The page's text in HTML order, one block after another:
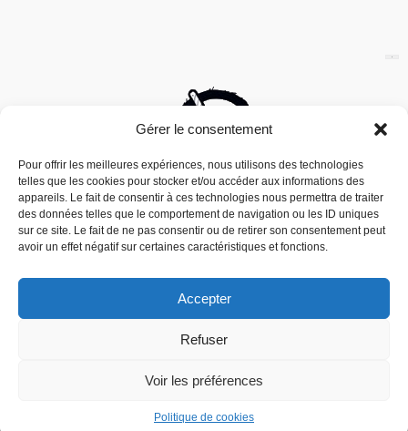
Gérer le consentement
Pour offrir les meilleures expériences, nous utilisons des technologies
telles que les cookies pour stocker et/ou accéder aux informations des
appareils. Le fait de consentir à ces technologies nous permettra de traiter
des données telles que le comportement de navigation ou les ID uniques
sur ce site. Le fait de ne pas consentir ou de retirer son consentement peut
avoir un effet négatif sur certaines caractéristiques et fonctions.
Accepter
Refuser
Voir les préférences
Politique de cookies
Mouais, le mensuel dubitatif…quoique est
édité par l’Association ARMA, Association
Pour la Reconnaissance des Médias
Alternatifs – contact[at]mouais.org
settings.